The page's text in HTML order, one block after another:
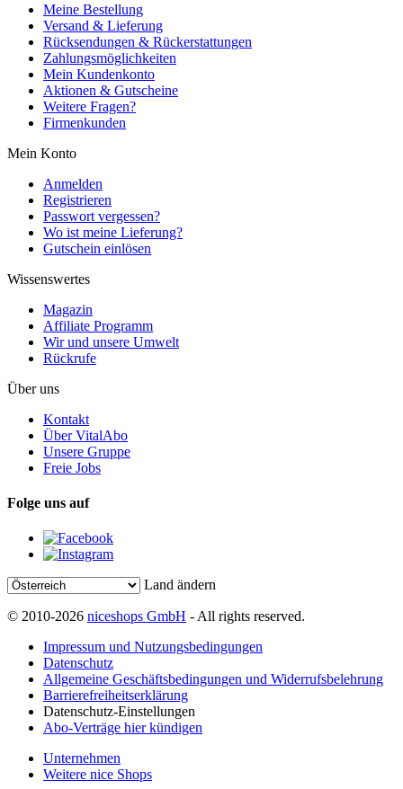
Meine Bestellung
Versand & Lieferung
Rücksendungen & Rückerstattungen
Zahlungsmöglichkeiten
Mein Kundenkonto
Aktionen & Gutscheine
Weitere Fragen?
Firmenkunden
Mein Konto
Anmelden
Registrieren
Passwort vergessen?
Wo ist meine Lieferung?
Gutschein einlösen
Wissenswertes
Magazin
Affiliate Programm
Wir und unsere Umwelt
Rückrufe
Über uns
Kontakt
Über VitalAbo
Unsere Gruppe
Freie Jobs
Folge uns auf
Land ändern
© 2010-2026 niceshops GmbH - All rights reserved.
Impressum und Nutzungsbedingungen
Datenschutz
Allgemeine Geschäftsbedingungen und Widerrufsbelehrung
Barrierefreiheitserklärung
Datenschutz-Einstellungen
Abo-Verträge hier kündigen
Unternehmen
Weitere nice Shops